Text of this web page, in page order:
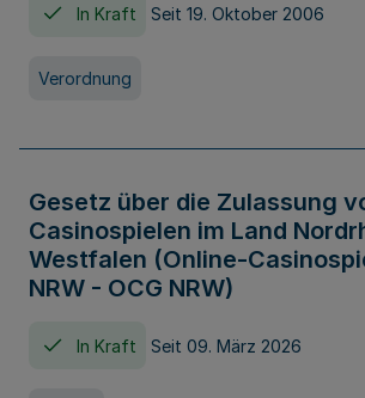
In Kraft Seit 19. Oktober 2006
Verordnung
Gesetz über die Zulassung
Casinospielen im Land
Westfalen (Online-
NRW - OCG NRW)
In Kraft Seit 09. März 2026